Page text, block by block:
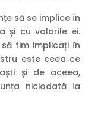
să se implice în
și cu valorile ei.
fim implicați în
este ceea ce
și de aceea,
niciodată la